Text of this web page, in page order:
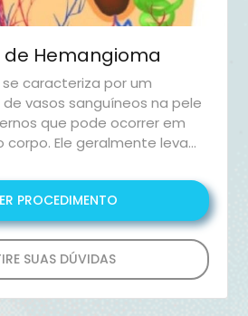
de Hemangioma
caracteriza por um
vasos sanguíneos na pele
que pode ocorrer em
Ele geralmente leva
ou arroxeada, que
tamanho, forma e cor.
PROCEDIMENTO
SUAS DÚVIDAS